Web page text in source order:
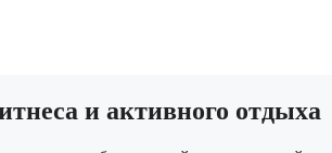
и активного отдыха